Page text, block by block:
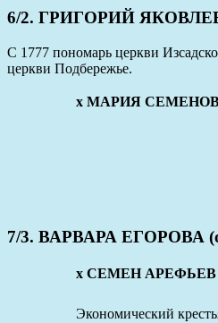
6/2. ГРИГОРИЙ ЯКОВЛЕВ
С 1777 пономарь церкви
церкви Подбережье.
x МАРИЯ СЕМЕНОВА
7/3. ВАРВАРА ЕГОРОВА
х СЕМЕН АРЕФЬЕВ (
Экономический